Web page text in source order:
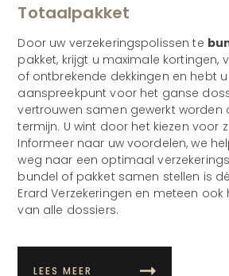
Totaalpakket
Door uw verzekeringspolissen te
pakket, krijgt u maximale kortingen,
of ontbrekende dekkingen en hebt
aanspreekpunt voor het ganse
vertrouwen samen gewerkt worden
termijn. U wint door het kiezen voor
Informeer naar uw voordelen, we
weg naar een optimaal
bundel of pakket samen stellen is
Erard Verzekeringen en meteen
van alle dossiers.
LEES MEER